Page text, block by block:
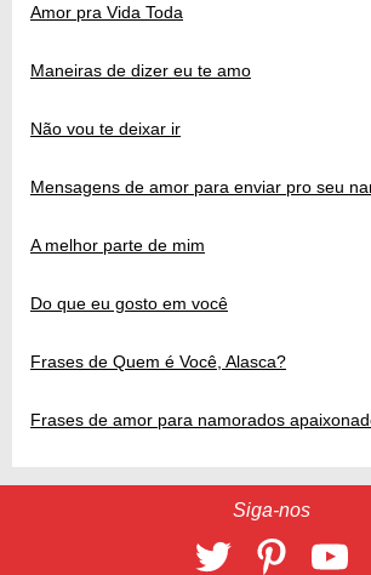
Amor pra Vida Toda
Maneiras de dizer eu te amo
Não vou te deixar ir
Mensagens de amor para enviar pro seu
A melhor parte de mim
Do que eu gosto em você
Frases de Quem é Você, Alasca?
Frases de amor para namorados
Siga-nos